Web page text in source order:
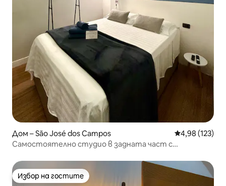
Дом – São José dos Campos Средна
4,98 (123)
Самостоятелно студио в задната част с
Избор на гостите
Избор на гостите